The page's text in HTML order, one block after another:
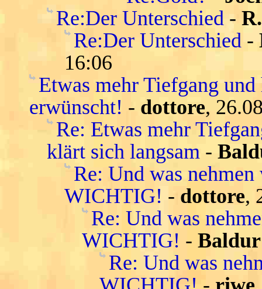
Re:Der Unterschied -
Re:Der Unterschied -
16:06
Etwas mehr Tiefgang
erwünscht! - dottore,
Re: Etwas mehr
klärt sich langsam -
Re: Und was
WICHTIG! - dottore,
Re: Und was
WICHTIG! -
Re: Und was